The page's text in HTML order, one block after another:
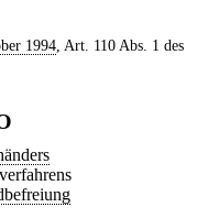
1994, Art. 110 Abs. 1 des